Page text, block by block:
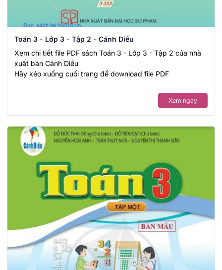
Toán 3 - Lớp 3 - Tập 2 - Cánh Diều
Xem chi tiết file PDF sách Toán 3 - Lớp 3 - Tập 2 của nhà
xuất bản Cánh Diều
Hãy kéo xuống cuối trang để download file PDF
Xem ngay